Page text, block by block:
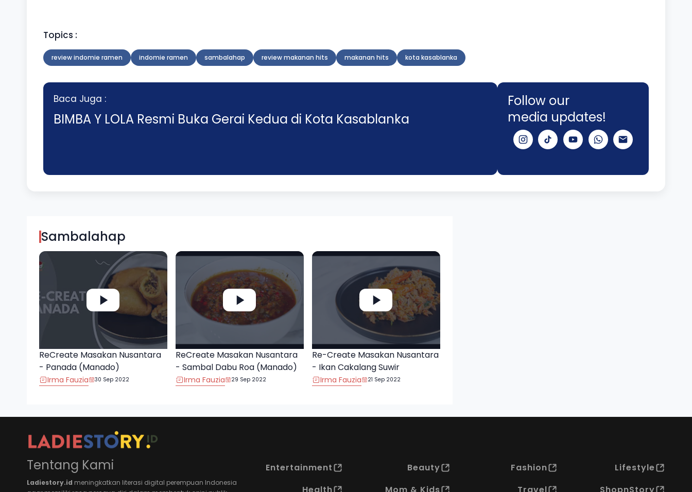
Topics :
review indomie ramen indomie ramen sambalahap review makanan hits makanan hits kota kasablanka
Baca Juga :
BIMBA Y LOLA Resmi Buka Gerai Kedua di Kota Kasablanka
Follow our
media updates!
Sambalahap
ReCreate Masakan Nusantara
- Panada (Manado)
Irma Fauzia 30 Sep 2022
ReCreate Masakan Nusantara
- Sambal Dabu Roa (Manado)
Irma Fauzia 29 Sep 2022
Re-Create Masakan Nusantara
- Ikan Cakalang Suwir
Irma Fauzia 21 Sep 2022
Tentang Kami
Ladiestory.id meningkatkan literasi digital perempuan Indonesia
Entertainment Beauty Fashion
Lifestyle